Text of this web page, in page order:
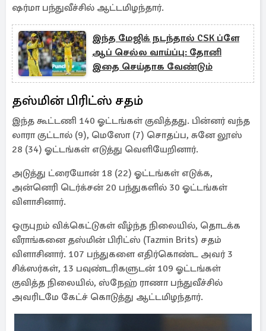
ஷர்மா பந்துவீச்சில் ஆட்டமிழந்தார்.
இந்த மேஜிக் நடந்தால் CSK ப்ளே
ஆப் செல்ல வாய்ப்பு: தோனி
இதை செய்தாக வேண்டும்
தஸ்மின் பிரிட்ஸ் சதம்
இந்த கூட்டணி 140 ஓட்டங்கள் குவித்தது. பின்னர் வந்த
லாரா குட்டால் (9), மெஸோ (7) சொதப்ப, சுனே லூஸ்
28 (34) ஓட்டங்கள் எடுத்து வெளியேறினார்.
அடுத்து ட்ரையோன் 18 (22) ஓட்டங்கள் எடுக்க,
அன்னெரி டெர்க்சன் 20 பந்துகளில் 30 ஓட்டங்கள்
விளாசினார்.
ஒருபுறம் விக்கெட்டுகள் வீழ்ந்த நிலையில், தொடக்க
வீராங்கனை தஸ்மின் பிரிட்ஸ் (Tazmin Brits) சதம்
விளாசினார். 107 பந்துகளை எதிர்கொண்ட அவர் 3
சிக்ஸர்கள், 13 பவுண்டரிகளுடன் 109 ஓட்டங்கள்
குவித்த நிலையில், ஸ்நேஹ் ராணா பந்துவீச்சில்
அவரிடமே கேட்ச் கொடுத்து ஆட்டமிழந்தார்.